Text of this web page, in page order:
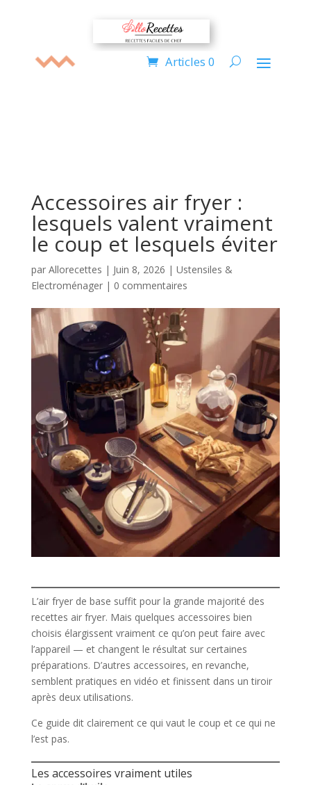
Articles 0
Accessoires air fryer :
lesquels valent vraiment
le coup et lesquels éviter
par Allorecettes | Juin 8, 2026 | Ustensiles &
Electroménager| 0 commentaires
L’air fryer de base suffit pour la grande majorité des
recettes air fryer. Mais quelques accessoires bien
choisis élargissent vraiment ce qu’on peut faire avec
l’appareil — et changent le résultat sur certaines
préparations. D’autres accessoires, en revanche,
semblent pratiques en vidéo et finissent dans un tiroir
après deux utilisations.
Ce guide dit clairement ce qui vaut le coup et ce qui ne
l’est pas.
Les accessoires vraiment utiles